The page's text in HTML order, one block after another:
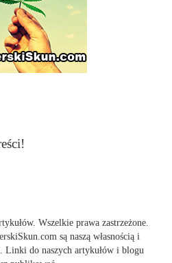
Wszelkie prawa zastrzeżone.
są naszą własnością i
Linki do naszych artykułów i blogu